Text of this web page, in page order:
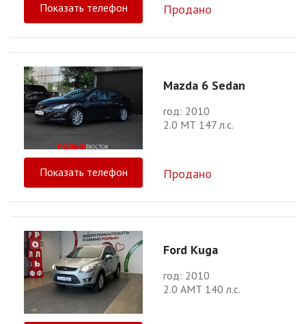
Показать телефон Продано
Mazda 6 Sedan
год: 2010
2.0 МТ 147 л.с.
Показать телефон Продано
Ford Kuga
год: 2010
2.0 АМТ 140 л.с.